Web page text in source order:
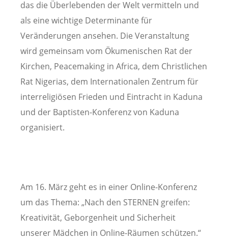
das die Überlebenden der Welt vermitteln und
als eine wichtige Determinante für
Veränderungen ansehen. Die Veranstaltung
wird gemeinsam vom Ökumenischen Rat der
Kirchen, Peacemaking in Africa, dem Christlichen
Rat Nigerias, dem Internationalen Zentrum für
interreligiösen Frieden und Eintracht in Kaduna
und der Baptisten-Konferenz von Kaduna
organisiert.
Am 16. März geht es in einer Online-Konferenz
um das Thema: „Nach den STERNEN greifen:
Kreativität, Geborgenheit und Sicherheit
unserer Mädchen in Online-Räumen schützen.“